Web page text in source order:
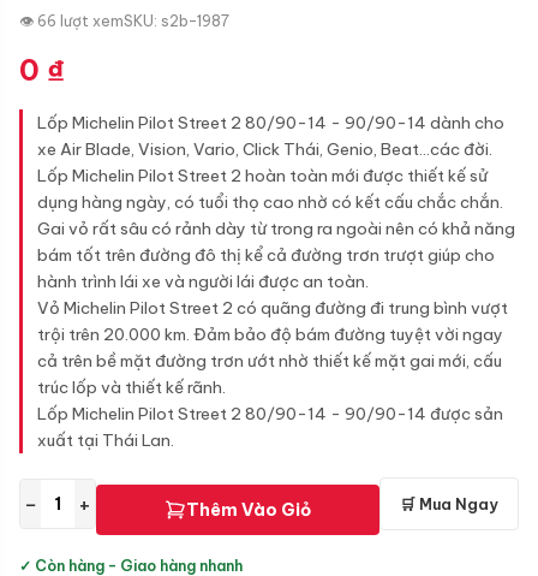
👁 66 lượt xemSKU: s2b-1987
0 ₫
Lốp Michelin Pilot Street 2 80/90-14 - 90/90-14 dành cho
xe Air Blade, Vision, Vario, Click Thái, Genio, Beat...các đời.
Lốp Michelin Pilot Street 2 hoàn toàn mới được thiết kế sử
dụng hàng ngày, có tuổi thọ cao nhờ có kết cấu chắc chắn.
Gai vỏ rất sâu có rảnh dày từ trong ra ngoài nên có khả năng
bám tốt trên đường đô thị kể cả đường trơn trượt giúp cho
hành trình lái xe và người lái được an toàn.
Vỏ Michelin Pilot Street 2 có quãng đường đi trung bình vượt
trội trên 20.000 km. Đảm bảo độ bám đường tuyệt vời ngay
cả trên bề mặt đường trơn ướt nhờ thiết kế mặt gai mới, cấu
trúc lốp và thiết kế rãnh.
Lốp Michelin Pilot Street 2 80/90-14 - 90/90-14 được sản
xuất tại Thái Lan.
− + Thêm Vào Giỏ 🛒 Mua Ngay
✓ Còn hàng - Giao hàng nhanh